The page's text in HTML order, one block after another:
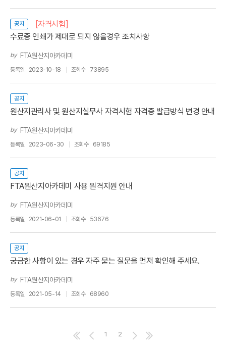
공지
[자격시험]
수료증 인쇄가 제대로 되지 않을경우 조치사항
by FTA원산지아카데미
등록일 2023-10-18 조회수 73895
공지
원산지관리사 및 원산지실무사 자격시험 자격증 발급방식 변경 안내
by FTA원산지아카데미
등록일 2023-06-30 조회수 69185
공지
FTA원산지아카데미 사용 원격지원 안내
by FTA원산지아카데미
등록일 2021-06-01 조회수 53676
공지
궁금한 사항이 있는 경우 자주 묻는 질문을 먼저 확인해 주세요.
by FTA원산지아카데미
등록일 2021-05-14 조회수 68960
1 2